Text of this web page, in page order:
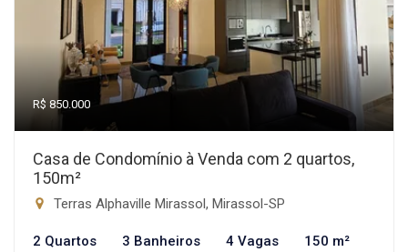
R$ 850.000
Casa de Condomínio à Venda com 2 quartos,
150m²
Terras Alphaville Mirassol, Mirassol-SP
2 Quartos 3 Banheiros 4 Vagas 150 m²